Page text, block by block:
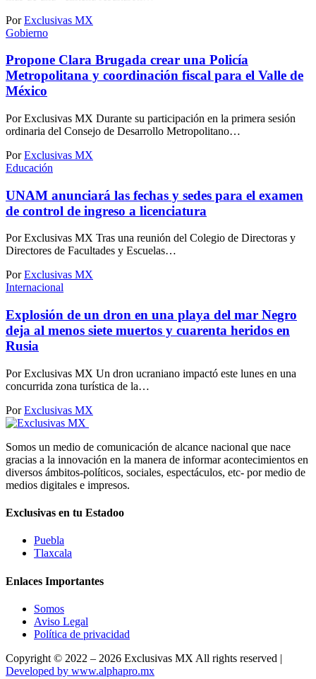
Por Exclusivas MX
Gobierno
Propone Clara Brugada crear una Policía
Metropolitana y coordinación fiscal para el Valle de
México
Por Exclusivas MX Durante su participación en la primera sesión
ordinaria del Consejo de Desarrollo Metropolitano…
Por Exclusivas MX
Educación
UNAM anunciará las fechas y sedes para el examen
de control de ingreso a licenciatura
Por Exclusivas MX Tras una reunión del Colegio de Directoras y
Directores de Facultades y Escuelas…
Por Exclusivas MX
Internacional
Explosión de un dron en una playa del mar Negro
deja al menos siete muertos y cuarenta heridos en
Rusia
Por Exclusivas MX Un dron ucraniano impactó este lunes en una
concurrida zona turística de la…
Por Exclusivas MX
Somos un medio de comunicación de alcance nacional que nace
gracias a la innovación en la manera de informar acontecimientos en
diversos ámbitos-políticos, sociales, espectáculos, etc- por medio de
medios digitales e impresos.
Exclusivas en tu Estadoo
Puebla
Tlaxcala
Enlaces Importantes
Somos
Aviso Legal
Política de privacidad
Copyright © 2022 – 2026 Exclusivas MX All rights reserved |
Developed by www.alphapro.mx